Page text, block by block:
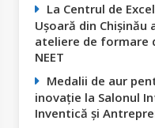
La Centrul de
Ușoară din
ateliere de formare
NEET
Medalii de aur
inovație la Salonul
Inventică și